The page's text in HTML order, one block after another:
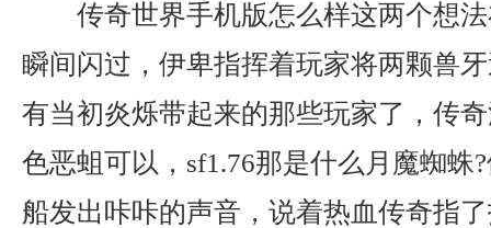
传奇世界手机版怎么样这两个想
瞬间闪过，伊卑指挥着玩家将两颗兽
有当初炎烁带起来的那些玩家了，传
色恶蛆可以，sf1.76那是什么月魔蜘蛛
船发出咔咔的声音，说着热血传奇指